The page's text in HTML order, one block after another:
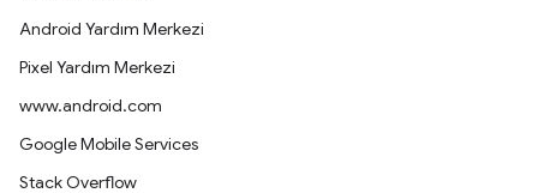
Android Yardım Merkezi
Pixel Yardım Merkezi
www.android.com
Google Mobile Services
Stack Overflow